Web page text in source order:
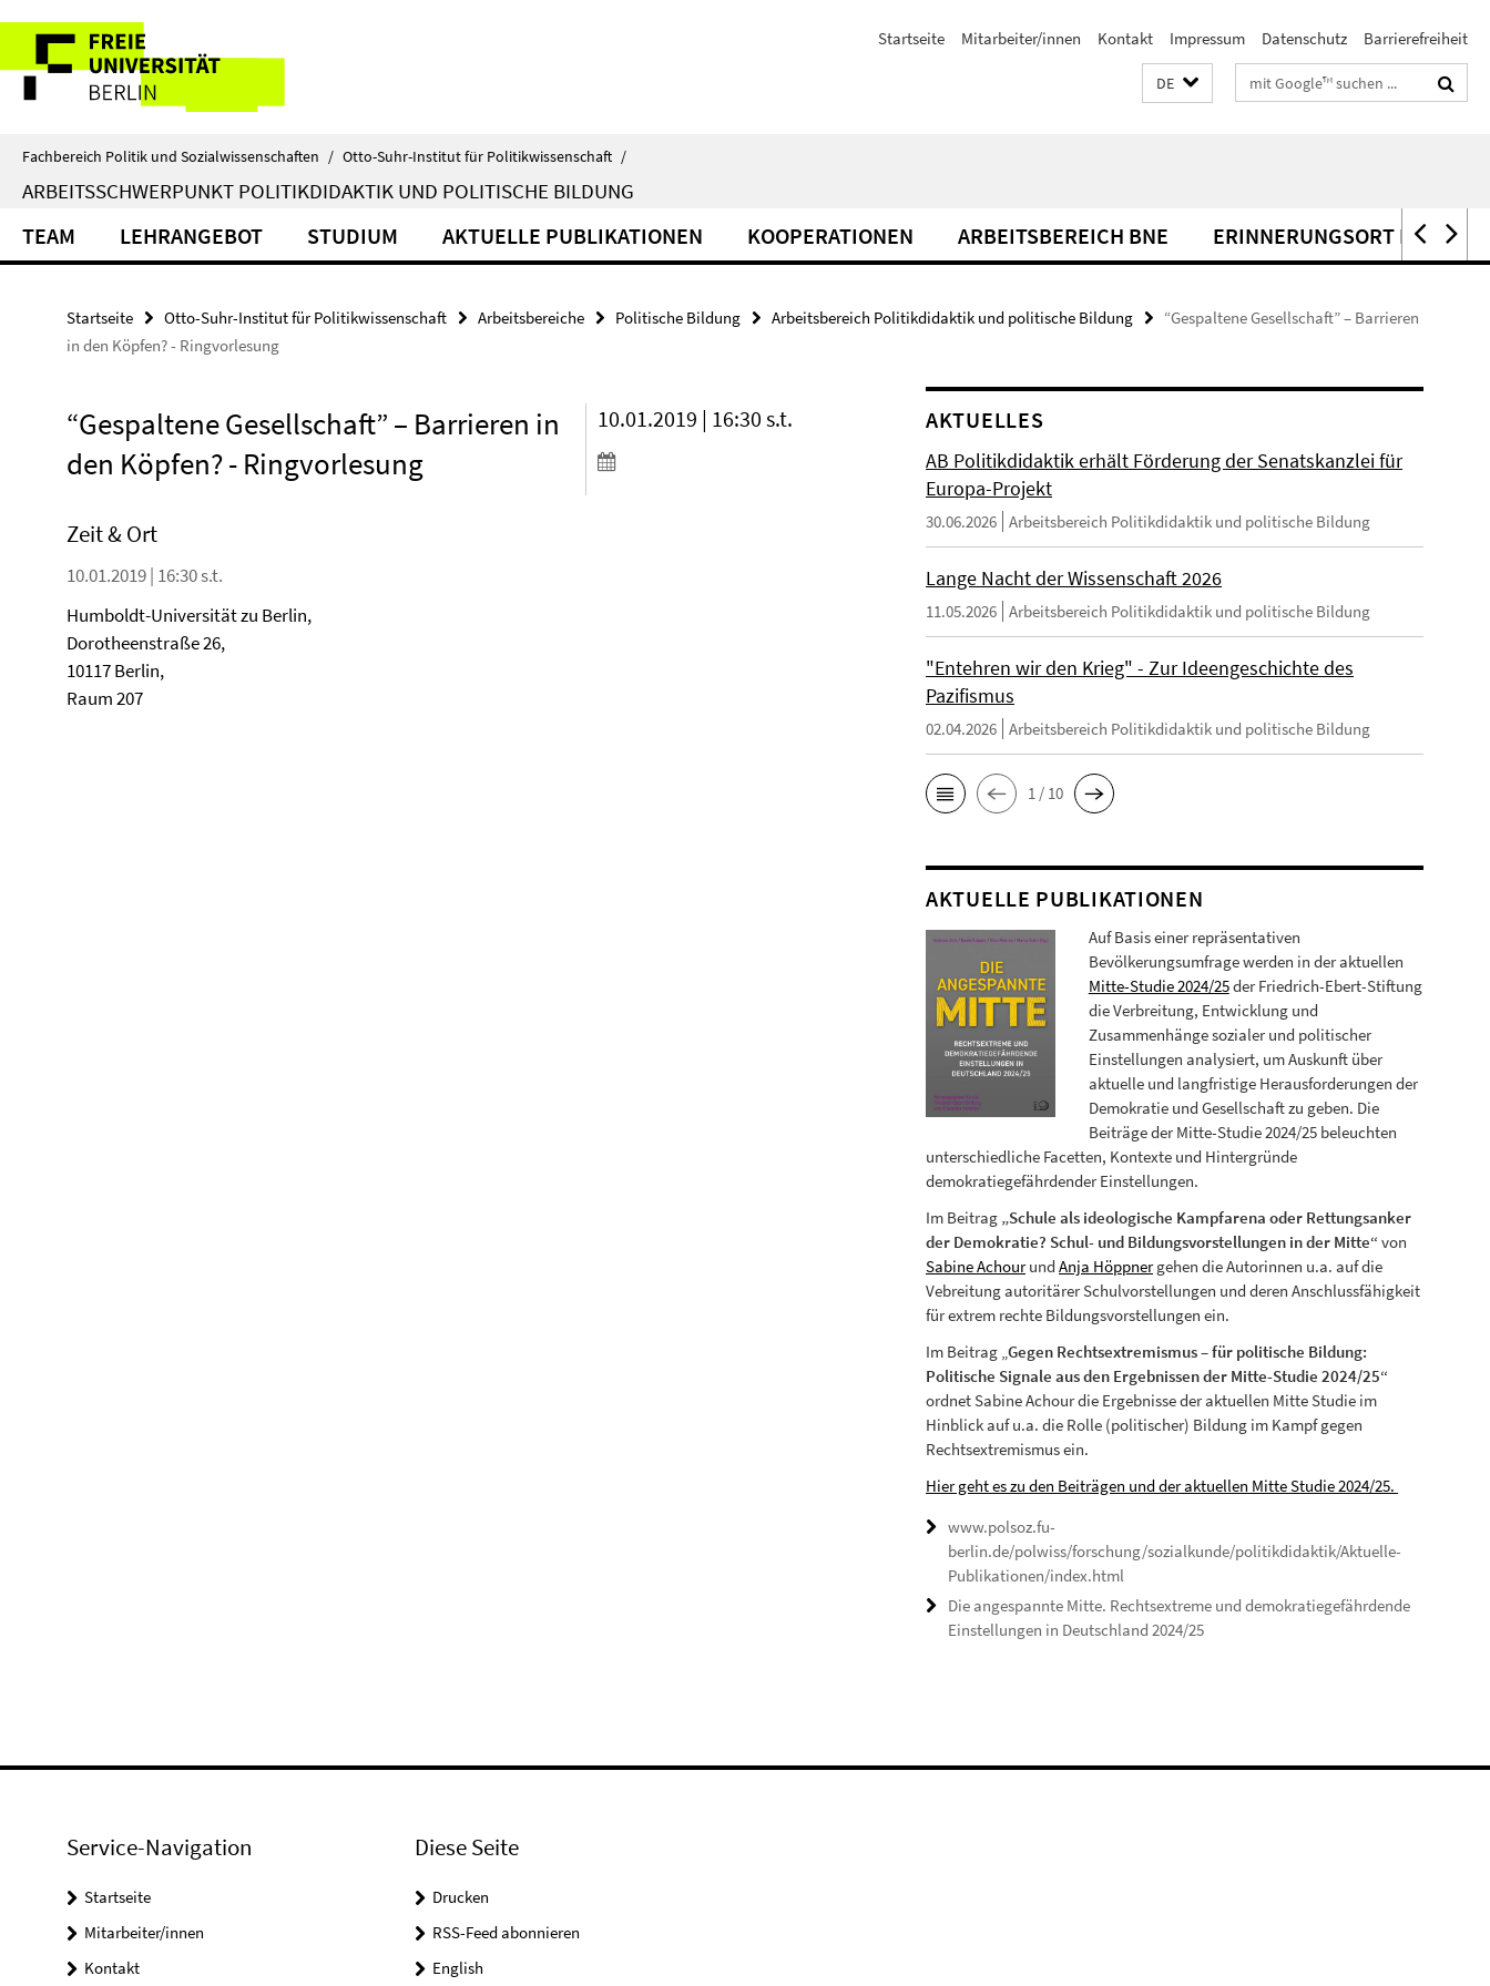
direkt
zu
Inhalt
Service-
Navigation
Startseite Mitarbeiter/innen Kontakt Impressum Datenschutz Barrierefreiheit
DE Suchbegriffe
Fachbereich Politik und Sozialwissenschaften / Otto-Suhr-Institut für Politikwissenschaft /
ARBEITSSCHWERPUNKT POLITIKDIDAKTIK UND POLITISCHE BILDUNG
TEAM LEHRANGEBOT STUDIUM AKTUELLE PUBLIKATIONEN KOOPERATIONEN ARBEITSBEREICH BNE ERINNERUNGSORT
Startseite Otto-Suhr-Institut für Politikwissenschaft Arbeitsbereiche Politische Bildung Arbeitsbereich Politikdidaktik und politische Bildung
“Gespaltene Gesellschaft” – Barrieren
in den Köpfen? - Ringvorlesung
“Gespaltene Gesellschaft” – Barrieren in
den Köpfen? - Ringvorlesung
10.01.2019 | 16:30 s.t.
Zeit & Ort
10.01.2019 | 16:30 s.t.
Humboldt-Universität zu Berlin,
Dorotheenstraße 26,
10117 Berlin,
Raum 207
AKTUELLES
AB Politikdidaktik erhält Förderung der Senatskanzlei für
Europa-Projekt
30.06.2026 Arbeitsbereich Politikdidaktik und politische Bildung
Lange Nacht der Wissenschaft 2026
11.05.2026 Arbeitsbereich Politikdidaktik und politische Bildung
"Entehren wir den Krieg" - Zur Ideengeschichte des
Pazifismus
02.04.2026 Arbeitsbereich Politikdidaktik und politische Bildung
1 / 10
AKTUELLE PUBLIKATIONEN
Auf Basis einer repräsentativen
Bevölkerungsumfrage werden in der aktuellen
Mitte-Studie 2024/25der Friedrich-Ebert-Stiftung
die Verbreitung, Entwicklung und
Zusammenhänge sozialer und politischer
Einstellungen analysiert, um Auskunft über
aktuelle und langfristige Herausforderungen der
Demokratie und Gesellschaft zu geben. Die
Beiträge der Mitte-Studie 2024/25 beleuchten
unterschiedliche Facetten, Kontexte und Hintergründe
demokratiegefährdender Einstellungen.
Im Beitrag „Schule als ideologische Kampfarena oder Rettungsanker
der Demokratie? Schul- und Bildungsvorstellungen in der Mitte“ von
Sabine AchourundAnja Höppnergehen die Autorinnen u.a. auf die
Vebreitung autoritärer Schulvorstellungen und deren Anschlussfähigkeit
für extrem rechte Bildungsvorstellungen ein.
Im Beitrag „Gegen Rechtsextremismus – für politische Bildung:
Politische Signale aus den Ergebnissen der Mitte-Studie 2024/25“
ordnet Sabine Achour die Ergebnisse der aktuellen Mitte Studie im
Hinblick auf u.a. die Rolle (politischer) Bildung im Kampf gegen
Rechtsextremismus ein.
Hier geht es zu den Beiträgen und der aktuellen Mitte Studie 2024/25.
www.polsoz.fu-
berlin.de/polwiss/forschung/sozialkunde/politikdidaktik/Aktuelle-
Publikationen/index.html
Die angespannte Mitte. Rechtsextreme und demokratiegefährdende
Einstellungen in Deutschland 2024/25
Service-Navigation
Startseite
Mitarbeiter/innen
Kontakt
Diese Seite
Drucken
RSS-Feed abonnieren
English